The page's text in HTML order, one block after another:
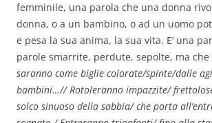
femminile, una parola che una donna
donna, o a un bambino, o ad un uomo
e pesa la sua anima, la sua vita. E’ una
parole smarrite, perdute, sepolte, ma che
saranno come biglie colorate/spinte/dalle
bambini…// Rotoleranno impazzite/
solco sinuoso della sabbia/ che porta